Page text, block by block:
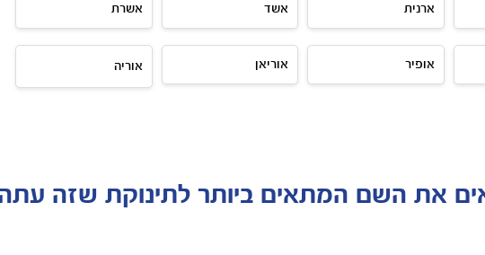
ארנית אשד אשרת
אופיר אוריאן אוריה
את השם המתאים ביותר לתינוקת שזה